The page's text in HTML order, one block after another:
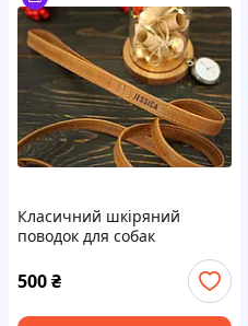
Класичний шкіряний
поводок для собак
500₴